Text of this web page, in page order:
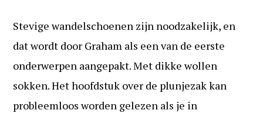
Stevige wandelschoenen zijn noodzakelijk, en
dat wordt door Graham als een van de eerste
onderwerpen aangepakt. Met dikke wollen
sokken. Het hoofdstuk over de plunjezak kan
probleemloos worden gelezen als je in